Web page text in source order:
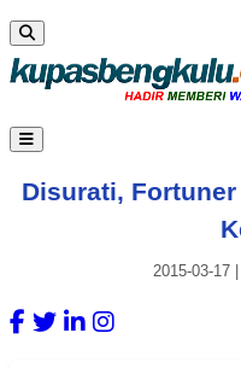
Disurati, Fortuner
2015-03-17